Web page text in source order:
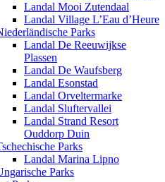
Landal Mooi Zutendaal
Landal Village L’Eau d’Heure
Parks
Landal De Reeuwijkse
Plassen
Landal De Waufsberg
Landal Esonstad
Landal Orveltermarke
Landal Sluftervallei
Landal Strand Resort
Ouddorp Duin
Parks
Landal Marina Lipno
Parks